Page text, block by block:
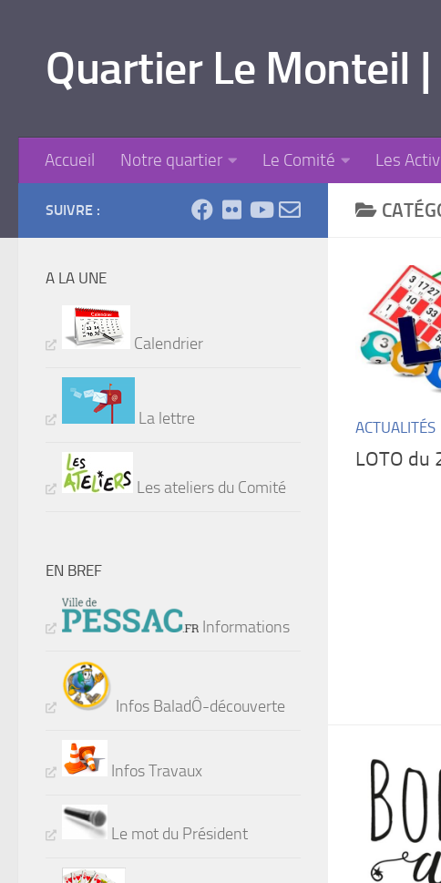
Quartier Le Monteil |
Accueil Notre quartier Le Comité Les
ACTUALITÉS
LOTO du
SUIVRE :
A LA UNE
Calendrier
La lettre
Les ateliers du Comité
EN BREF
Informations
Infos BaladÔ-découverte
Infos Travaux
Le mot du Président